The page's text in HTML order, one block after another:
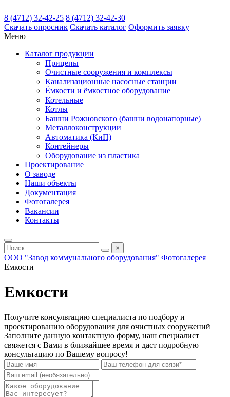
8 (4712) 32-42-25 8 (4712) 32-42-30
Скачать опросник Скачать каталог Оформить заявку
Меню
Каталог продукции
Прицепы
Очистные сооружения и комплексы
Канализационные насосные станции
Ёмкости и ёмкостное оборудование
Котельные
Котлы
Башни Рожновского (башни водонапорные)
Металлоконструкции
Автоматика (КиП)
Контейнеры
Оборудование из пластика
Проектирование
О заводе
Наши объекты
Документация
Фотогалерея
Вакансии
Контакты
×
ООО "Завод коммунального оборудования" Фотогалерея
Емкости
Емкости
Получите консультацию специалиста по подбору и
проектированию оборудования для очистных сооружений
Заполните данную контактную форму, наш специалист
свяжется с Вами в ближайшее время и даст подробную
консультацию по Вашему вопросу!